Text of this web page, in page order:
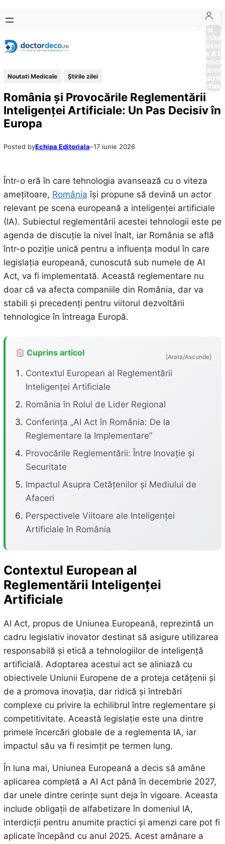
conținut
content
Boli si
Afectiuni
Sănătate
de la A
Noutati Medicale Știrile zilei
România și Provocările Reglementării
Inteligenței Artificiale: Un Pas Decisiv în
Europa
Posted byEchipa Editoriala–17 iunie 2026
Într-o eră în care tehnologia avansează cu o viteza
amețitoare, România își propune să devină un actor
relevant pe scena europeană a inteligenței artificiale
(IA). Subiectul reglementării acestei tehnologii este pe
agenda de discuție la nivel înalt, iar România se află
într-o poziție unică pentru a influența modul în care
legislația europeană, cunoscută sub numele de AI
Act, va fi implementată. Această reglementare nu
doar că va afecta companiile din România, dar va
stabili și precedenți pentru viitorul dezvoltării
tehnologice în întreaga Europă.
Cuprins articol [Arata/Ascunde]
Contextul European al Reglementării
Inteligenței Artificiale
România în Rolul de Lider Regional
Conferința „AI Act în România: De la
Reglementare la Implementare”
Provocările Reglementării: Între Inovație și
Securitate
Impactul Asupra Cetățenilor și Mediului de
Afaceri
Perspectivele Viitoare ale Inteligenței
Artificiale în România
Contextul European al
Reglementării Inteligenței
Artificiale
AI Act, propus de Uniunea Europeană, reprezintă un
cadru legislativ inovator destinat să asigure utilizarea
responsabilă și etică a tehnologiilor de inteligență
artificială. Adoptarea acestui act se aliniază cu
obiectivele Uniunii Europene de a proteja cetățenii și
de a promova inovația, dar ridică și întrebări
complexe cu privire la echilibrul între reglementare și
competitivitate. Această legislație este una dintre
primele încercări globale de a reglementa IA, iar
impactul său va fi resimțit pe termen lung.
În luna mai, Uniunea Europeană a decis să amâne
aplicarea completă a AI Act până în decembrie 2027,
dar unele dintre cerințe sunt deja în vigoare. Aceasta
include obligații de alfabetizare în domeniul IA,
interdicții pentru anumite practici și amenzi care pot fi
aplicate începând cu anul 2025. Acest amânare a